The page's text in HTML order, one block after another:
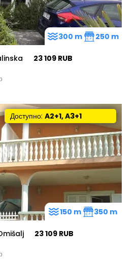
23 109 RUB
300 m 250 m
Доступно: A2+1, A3+1
23 109 RUB
150 m 350 m